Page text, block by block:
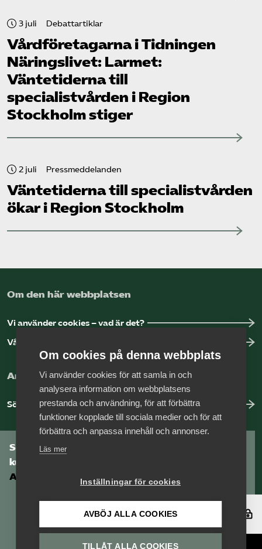
3 juli Debattartiklar
Vård­företagarna i Tidningen
Näringslivet: Larmet:
Väntetiderna till
specialistvården i Region
Stockholm stiger
2 juli Pressmeddelanden
Väntetiderna till specialistvården
ökar i Region Stockholm
Om den här webbplatsen
Vi använder cookies – vad är det?
Vår dataskyddspolicy
Arbeta hos Vårdföretagarna?
Sök jobb hos oss
Som medlem har du tillgång till vår digitala
kunskapsbank
Arbetsgivarguiden
Logga in
Om cookies på denna webbplats
Vi använder cookies för att samla in och
analysera information om webbplatsens
prestanda och användning, för att förbättra
funktioner kopplade till sociala medier och för att
förbättra och anpassa innehåll och annonser.
Läs mer
Inställningar för cookies
AVBÖJ ALLA COOKIES
TILLÅT ALLA COOKIES